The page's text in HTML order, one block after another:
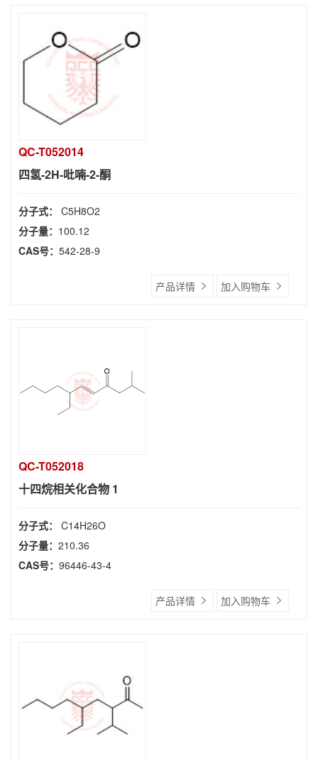
QC-T052014
四氢-2H-吡喃-2-酮
分子式： C5H8O2
分子量： 100.12
CAS号： 542-28-9
产品详情 加入购物车
QC-T052018
十四烷相关化合物 1
分子式： C14H26O
分子量： 210.36
CAS号： 96446-43-4
产品详情 加入购物车